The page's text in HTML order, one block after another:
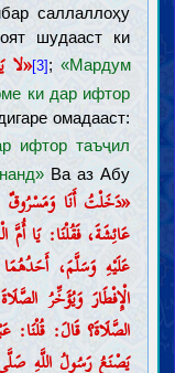
саллаллоҳу
шудааст ки
«لا[3] ; «Мардум
ки дар ифтор
омадааст:
ифтор таъҷил
Ва аз Абу
«دَخَلْتُ أَنَا
عَائِشَةَ، فَقُلْنَا: يَا
عَلَيْهِ وَسَلَّمَ،
الْإِفْطَارَ وَيُؤَخِّرُ
الصَّلَاةَ؟ قَالَ:
يَصْنَعُ رَسُولُ اللَّهِ